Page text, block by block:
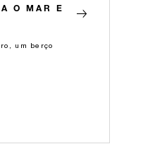
O MAR E
um berço